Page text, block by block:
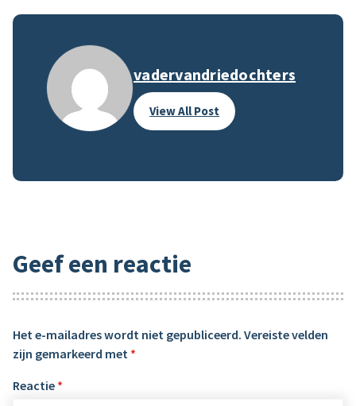
vadervandriedochters
View All Post
Geef een reactie
Het e-mailadres wordt niet gepubliceerd. Vereiste velden
zijn gemarkeerd met *
Reactie *